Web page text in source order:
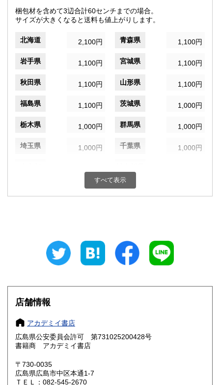
梱包材を含めて3辺合計60センチまでの場合。
サイズが大きくなると送料も値上がりします。
北海道 2,100円 青森県 1,100円
岩手県 1,100円 宮城県 1,100円
秋田県 1,100円 山形県 1,100円
福島県 1,100円 茨城県 1,000円
栃木県 1,000円 群馬県 1,000円
埼玉県 1,000円 千葉県 1,000円
1,000円 富山県
900円 静岡県
奈良県 800円 和歌山県
岡山県 800円
すべて表示
店舗情報
アカデミイ書店
広島県公安委員会許可 第731025200428号
書籍商 アカデミイ書店
〒730-0035
広島県広島市中区本通1-7
ＴＥＬ：082-545-2670